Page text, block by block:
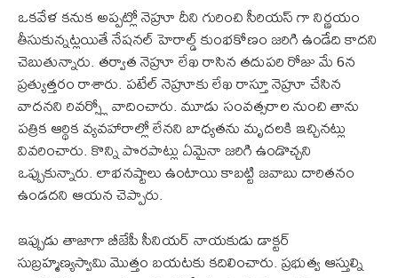
ఒకవేళ కనుక అప్పట్లో నెహ్రూ దీని గురించి సీరియస్ గా నిర్ణయం
తీసుకున్నట్లయితే నేషనల్ హెరాల్డ్ కుంభకోణం జరిగి ఉండేది కాదని
చెబుతున్నారు. తర్వాత నెహ్రూ లేఖ రాసిన తదుపరి రోజు మే 6న
ప్రత్యుత్తరం రాశారు. పటేల్ నెహ్రూకు లేఖ రాస్తూ నెహ్రూ చేసిన
వాదనని రివర్స్లో వాదించారు. మూడు సంవత్సరాల నుంచి తాను
పత్రిక ఆర్థిక వ్యవహారాల్లో లేనని బాధ్యతను మృదలకి ఇచ్చినట్లు
వివరించారు. కొన్ని పొరపాట్లు ఏమైనా జరిగి ఉండొచ్చని
ఒప్పుకున్నారు. లాభనష్టాలు ఉంటాయి కాబట్టి జవాబు దారితనం
ఉండదని ఆయన చెప్పారు.
ఇప్పుడు తాజాగా బీజేపీ సీనియర్ నాయకుడు డాక్టర్
సుబ్రహ్మణ్యస్వామి మొత్తం బయటకు కదిలించారు. ప్రభుత్వ ఆస్తుల్ని